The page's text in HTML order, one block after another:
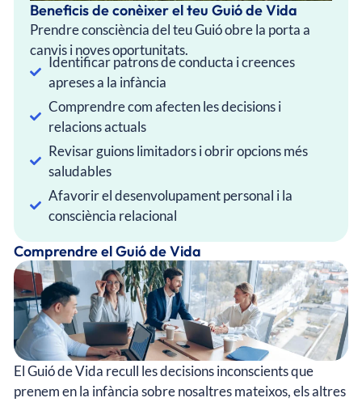
Beneficis de conèixer el teu Guió de Vida
Prendre consciència del teu Guió obre la porta a
canvis i noves oportunitats.
Identificar patrons de conducta i creences
apreses a la infància
Comprendre com afecten les decisions i
relacions actuals
Revisar guions limitadors i obrir opcions més
saludables
Afavorir el desenvolupament personal i la
consciència relacional
Comprendre el Guió de Vida
El Guió de Vida recull les decisions inconscients que
prenem en la infància sobre nosaltres mateixos, els altres